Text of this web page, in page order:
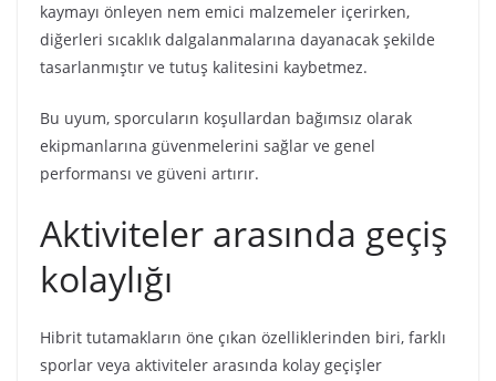
kaymayı önleyen nem emici malzemeler içerirken,
diğerleri sıcaklık dalgalanmalarına dayanacak şekilde
tasarlanmıştır ve tutuş kalitesini kaybetmez.
Bu uyum, sporcuların koşullardan bağımsız olarak
ekipmanlarına güvenmelerini sağlar ve genel
performansı ve güveni artırır.
Aktiviteler arasında geçiş
kolaylığı
Hibrit tutamakların öne çıkan özelliklerinden biri, farklı
sporlar veya aktiviteler arasında kolay geçişler